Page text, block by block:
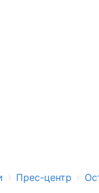
› Прес-центр ›